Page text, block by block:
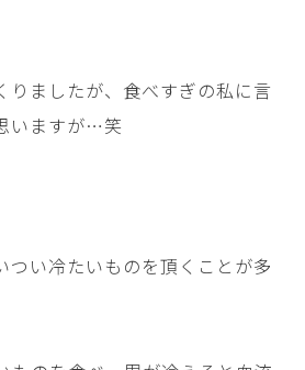
りましたが、食べすぎの私に言
いますが…笑
つい冷たいものを頂くことが多